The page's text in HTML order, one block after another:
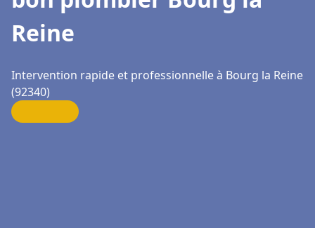
Reine
Intervention rapide et professionnelle à Bourg la Reine
(92340)